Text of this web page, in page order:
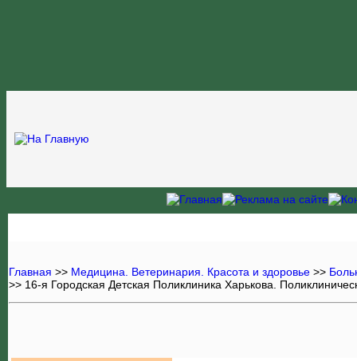
Главная >> Медицина. Ветеринария. Красота и здоровье >>
>> 16-я Городская Детская Поликлиника Харькова.